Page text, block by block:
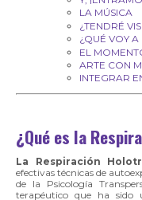
LA MÚSICA
¿TENDRÉ
¿QUÉ VOY A
EL
ARTE CON
INTEGRAR
¿Qué es la
La Respiración
efectivas técnicas de
de la Psicología
terapéutico que ha sido